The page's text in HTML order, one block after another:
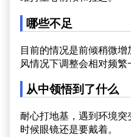
哪些不足
目前的情况是前倾稍微
风情况下调整会相对频繁
从中领悟到了什么
耐心打地基，遇到环境
时候眼镜还是要戴着。